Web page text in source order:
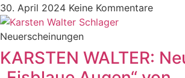
30. April 2024 Keine Kommentare
Neuerscheinungen
KARSTEN WALTER: